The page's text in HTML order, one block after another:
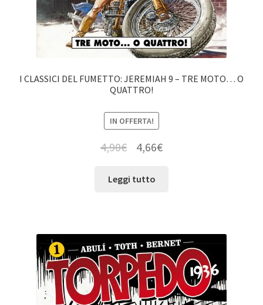
I CLASSICI DEL FUMETTO: JEREMIAH 9 – TRE MOTO… O
QUATTRO!
IN OFFERTA!
4,90€ 4,66€
Leggi tutto